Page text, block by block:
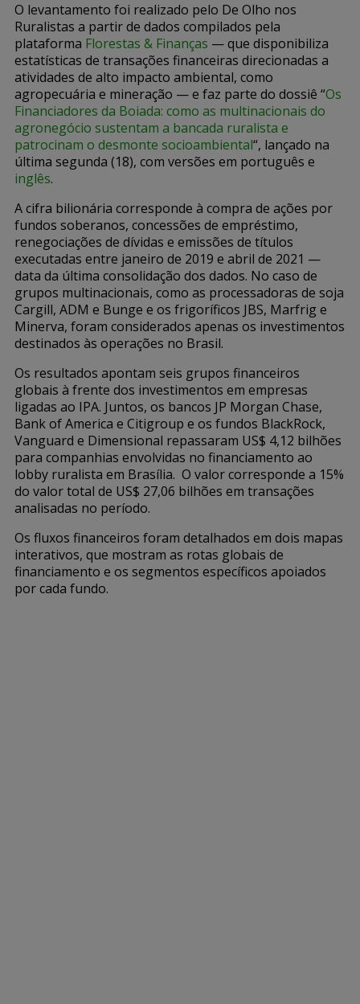
O levantamento foi realizado pelo De Olho nos
Ruralistas a partir de dados compilados pela
plataforma Florestas & Finanças — que disponibiliza
estatísticas de transações financeiras direcionadas a
atividades de alto impacto ambiental, como
agropecuária e mineração — e faz parte do dossiê “Os
Financiadores da Boiada: como as multinacionais do
agronegócio sustentam a bancada ruralista e
patrocinam o desmonte socioambiental“, lançado na
última segunda (18), com versões em português e
inglês.
A cifra bilionária corresponde à compra de ações por
fundos soberanos, concessões de empréstimo,
renegociações de dívidas e emissões de títulos
executadas entre janeiro de 2019 e abril de 2021 —
data da última consolidação dos dados. No caso de
grupos multinacionais, como as processadoras de soja
Cargill, ADM e Bunge e os frigoríficos JBS, Marfrig e
Minerva, foram considerados apenas os investimentos
destinados às operações no Brasil.
Os resultados apontam seis grupos financeiros
globais à frente dos investimentos em empresas
ligadas ao IPA. Juntos, os bancos JP Morgan Chase,
Bank of America e Citigroup e os fundos BlackRock,
Vanguard e Dimensional repassaram US$ 4,12 bilhões
para companhias envolvidas no financiamento ao
lobby ruralista em Brasília. O valor corresponde a 15%
do valor total de US$ 27,06 bilhões em transações
analisadas no período.
Os fluxos financeiros foram detalhados em dois mapas
interativos, que mostram as rotas globais de
financiamento e os segmentos específicos apoiados
por cada fundo.